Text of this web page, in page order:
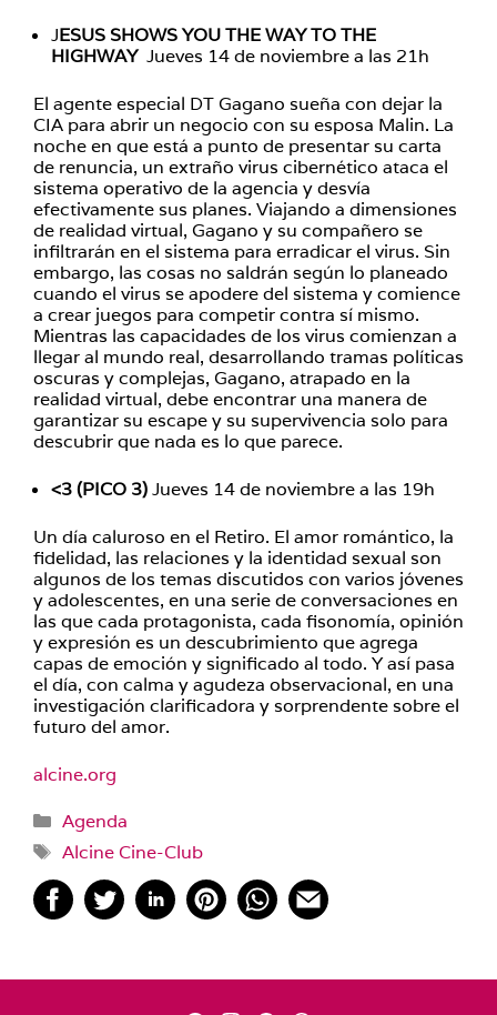
JESUS SHOWS YOU THE WAY TO THE
HIGHWAYJueves 14 de noviembre a las 21h
El agente especial DT Gagano sueña con dejar la
CIA para abrir un negocio con su esposa Malin. La
noche en que está a punto de presentar su carta
de renuncia, un extraño virus cibernético ataca el
sistema operativo de la agencia y desvía
efectivamente sus planes. Viajando a dimensiones
de realidad virtual, Gagano y su compañero se
infiltrarán en el sistema para erradicar el virus. Sin
embargo, las cosas no saldrán según lo planeado
cuando el virus se apodere del sistema y comience
a crear juegos para competir contra sí mismo.
Mientras las capacidades de los virus comienzan a
llegar al mundo real, desarrollando tramas políticas
oscuras y complejas, Gagano, atrapado en la
realidad virtual, debe encontrar una manera de
garantizar su escape y su supervivencia solo para
descubrir que nada es lo que parece.
<3 (PICO 3)Jueves 14 de noviembre a las 19h
Un día caluroso en el Retiro. El amor romántico, la
fidelidad, las relaciones y la identidad sexual son
algunos de los temas discutidos con varios jóvenes
y adolescentes, en una serie de conversaciones en
las que cada protagonista, cada fisonomía, opinión
y expresión es un descubrimiento que agrega
capas de emoción y significado al todo. Y así pasa
el día, con calma y agudeza observacional, en una
investigación clarificadora y sorprendente sobre el
futuro del amor.
alcine.org
Categorías
Agenda
Etiquetas
Alcine Cine-Club